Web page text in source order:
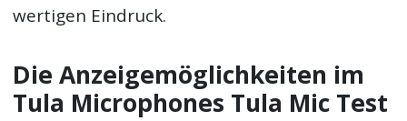
wertigen Eindruck.
Die Anzeigemöglichkeiten im
Tula Microphones Tula Mic Test